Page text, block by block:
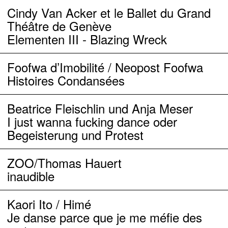
mouvement, Katia BergerPDF
1.02.17, Tribune de Genève, Genève,
ville de danse !, Jean-François Mabut
PDF
2.02.17, Tribune de Genève, Cindy Van
Acker brise les digues, Katia Berger
PDF
3.02.17, Le Temps, Le grand bal des
chorégraphes, Alexandre Demidoff
2.02.17, Le Temps, L’ode maritime
sublime de Cindy Van Acker, Alexandre
DemidoffPDF
3.02.17, Le Temps, Comment Genève
s’est mise à chérir la danse, Alexandre
DemidoffPDF
3.02.17, Le Monde, Montée de sève
chorégraphique à Genève, Rosita
Cindy Van Acker et le Ballet du Grand
Théâtre de Genève
Elementen III - Blazing Wreck
Foofwa d’Imobilité / Neopost Foofwa
Histoires Condansées
Beatrice Fleischlin und Anja Meser
I just wanna fucking dance oder
Begeisterung und Protest
ZOO/Thomas Hauert
inaudible
Kaori Ito / Himé
Je danse parce que je me méfie des